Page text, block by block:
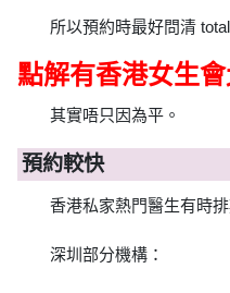
所以預約時最好問清 total
點解有香港女生
其實唔只因為平。
預約較快
香港私家熱門醫生有時排
深圳部分機構：